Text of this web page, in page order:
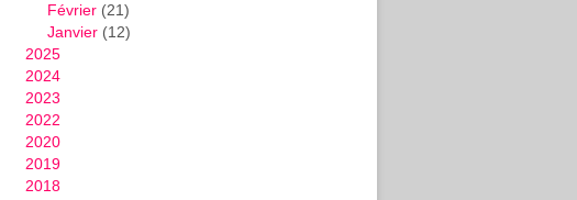
Février (21)
Janvier (12)
2025
2024
2023
2022
2020
2019
2018